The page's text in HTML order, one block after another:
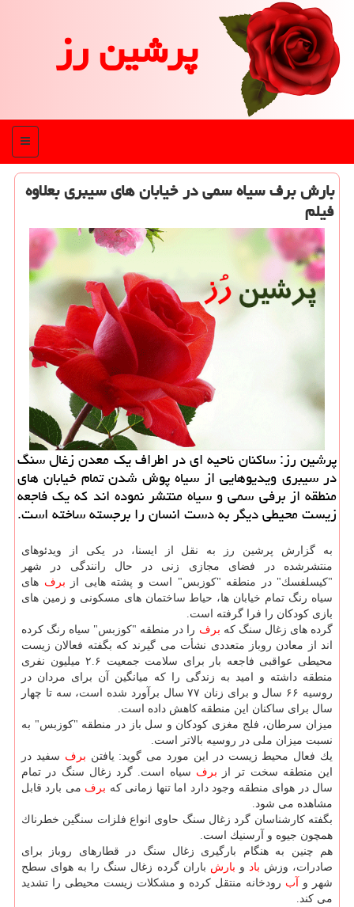
پرشین رز
منو
بارش برف سیاه سمی در خیابان های سیبری بعلاوه
فیلم
پرشین رز: ساكنان ناحیه ای در اطراف یك معدن زغال سنگ
در سیبری ویدیوهایی از سیاه پوش شدن تمام خیابان های
منطقه از برفی سمی و سیاه منتشر نموده اند كه یك فاجعه
زیست محیطی دیگر به دست انسان را برجسته ساخته است.
به گزارش پرشین رز به نقل از ایسنا، در یكی از ویدئوهای
منتشرشده در فضای مجازی زنی در حال رانندگی در شهر
"كیسلفسك" در منطقه "كوزبس" است و پشته هایی از برف های
سیاه رنگ تمام خیابان ها، حیاط ساختمان های مسكونی و زمین های
بازی كودكان را فرا گرفته است.
گرده های زغال سنگ كه برف را در منطقه "كوزبس" سیاه رنگ كرده
اند از معادن روباز متعددی نشأت می گیرند كه بگفته فعالان زیست
محیطی عواقبی فاجعه بار برای سلامت جمعیت ۲.۶ میلیون نفری
منطقه داشته و امید به زندگی را كه میانگین آن برای مردان در
روسیه ۶۶ سال و برای زنان ۷۷ سال برآورد شده است، سه تا چهار
سال برای ساكنان این منطقه كاهش داده است.
میزان سرطان، فلج مغزی كودكان و سل باز در منطقه "كوزبس" به
نسبت میزان ملی در روسیه بالاتر است.
یك فعال محیط زیست در این مورد می گوید: یافتن برف سفید در
این منطقه سخت تر از برف سیاه است. گرد زغال سنگ در تمام
سال در هوای منطقه وجود دارد اما تنها زمانی كه برف می بارد قابل
مشاهده می شود.
بگفته كارشناسان گرد زغال سنگ حاوی انواع فلزات سنگین خطرناك
همچون جیوه و آرسنیك است.
هم چنین به هنگام بارگیری زغال سنگ در قطارهای روباز برای
صادرات، وزش باد و بارش باران گرده زغال سنگ را به هوای سطح
شهر و آب رودخانه منتقل كرده و مشكلات زیست محیطی را تشدید
می كند.